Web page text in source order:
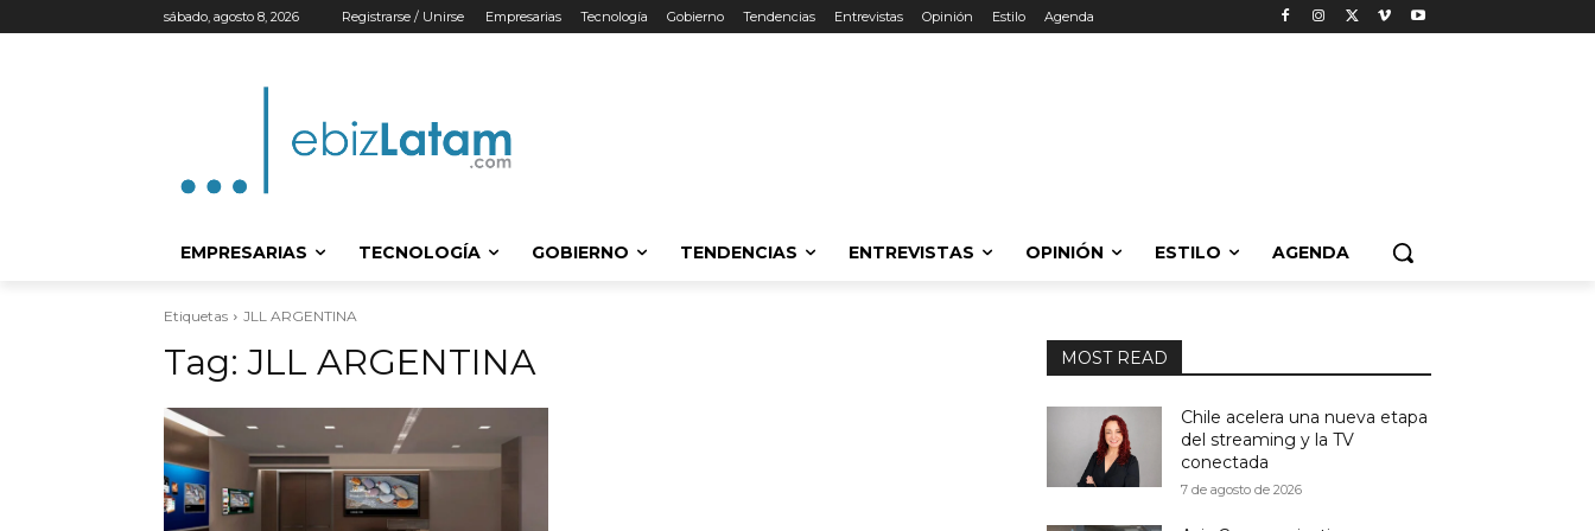
sábado, agosto 8, 2026 Registrarse / Unirse Empresarias Tecnología Gobierno Tendencias Entrevistas Opinión Estilo Agenda
EMPRESARIAS TECNOLOGÍA GOBIERNO TENDENCIAS ENTREVISTAS OPINIÓN ESTILO AGENDA
Etiquetas JLL ARGENTINA
Tag:JLL ARGENTINA MOST READ
Chile acelera una nueva etapa
del streaming y la TV
conectada
7 de agosto de 2026